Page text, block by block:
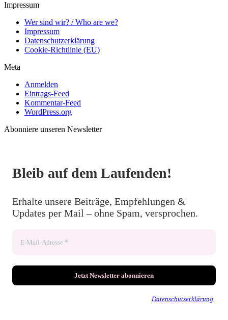
Impressum
Wer sind wir? / Who are we?
Impressum
Datenschutzerklärung
Cookie-Richtlinie (EU)
Meta
Anmelden
Eintrags-Feed
Kommentar-Feed
WordPress.org
Abonniere unseren Newsletter
Bleib auf dem Laufenden!
Erhalte unsere Beiträge, Empfehlungen &
Updates per Mail – ohne Spam, versprochen.
Datenschutzerklärung